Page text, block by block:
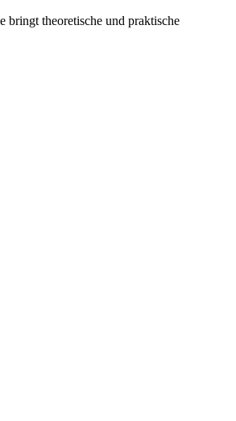
theoretische und praktische